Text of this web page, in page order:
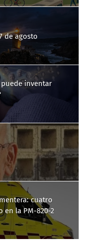
de agosto
inventar
cuatro
en la PM-820-2